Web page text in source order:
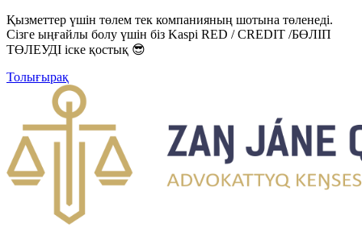
Қызметтер үшін төлем тек компанияның шотына төленеді.
Сізге ыңғайлы болу үшін біз Kaspi RED / CREDIT /БӨЛІП
ТӨЛЕУДІ іске қостық 😎
Толығырақ